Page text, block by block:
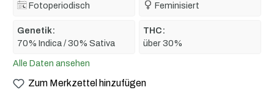
Fotoperiodisch
Feminisiert
Genetik:
70% Indica / 30% Sativa
THC:
über 30%
Alle Daten ansehen
Zum Merkzettel hinzufügen